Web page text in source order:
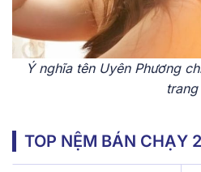
Ý nghĩa tên Uyên Phương
trang
TOP NỆM BÁN CHẠY